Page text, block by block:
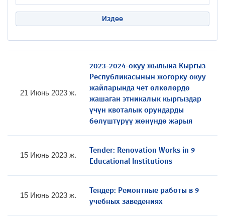
Издөө
21 Июнь 2023 ж.
2023-2024-окуу жылына Кыргыз
Республикасынын жогорку окуу
жайларында чет өлкөлөрдө
жашаган этникалык кыргыздар
үчүн квоталык орундарды
бөлүштүрүү жөнүндө жарыя
15 Июнь 2023 ж.
Tender: Renovation Works in 9
Educational Institutions
15 Июнь 2023 ж.
Тендер: Ремонтные работы в 9
учебных заведениях